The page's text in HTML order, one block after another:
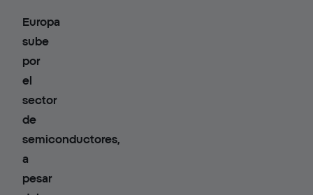
Europa
sube
por
el
sector
de
semiconductores,
a
pesar